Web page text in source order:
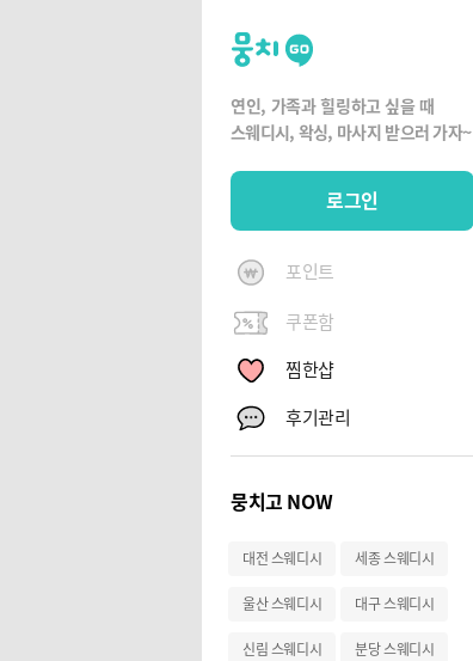
뭉
치
고
연인, 가족과 힐링하고 싶을 때
스웨디시, 왁싱, 마사지 받으러 가자~
로그인
포인트
쿠폰함
찜한샵
후기관리
뭉치고 NOW
대전 스웨디시 세종 스웨디시
울산 스웨디시 대구 스웨디시
신림 스웨디시 분당 스웨디시